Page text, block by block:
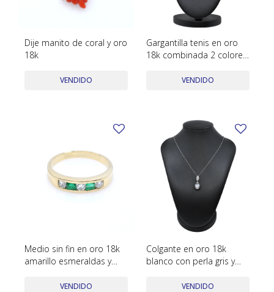
Dije manito de coral y oro
18k
VENDIDO
Gargantilla tenis en oro
18k combinada 2 colores
VENDIDO
Medio sin fin en oro 18k
amarillo esmeraldas y
VENDIDO
Colgante en oro 18k
blanco con perla gris y
VENDIDO